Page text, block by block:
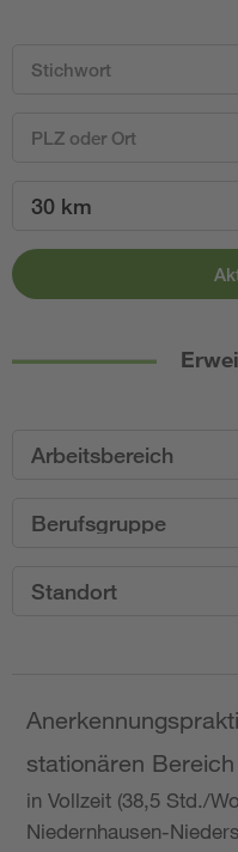
30 km
Arbeitsbereich
Berufsgruppe
Standort
stationären Bereich
in Vollzeit (38,5 Std./
Niedernhausen-